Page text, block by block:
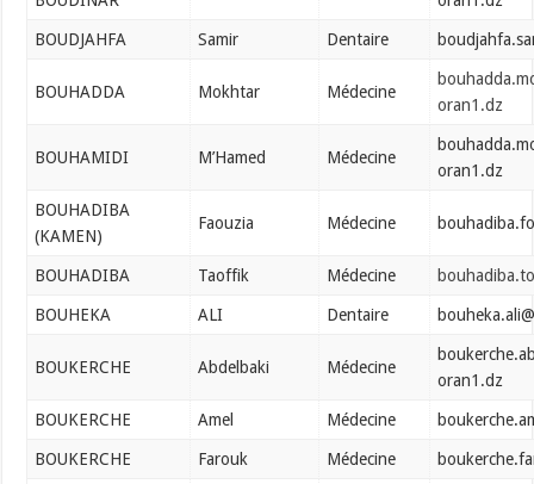
BOUDJAHFA Samir Dentaire
BOUHADDA Mokhtar Médecine
oran1.dz
BOUHAMIDI M’Hamed Médecine
oran1.dz
BOUHADIBA
(KAMEN)
Faouzia Médecine
BOUHADIBA Taoffik Médecine
BOUHEKA ALI Dentaire
BOUKERCHE Abdelbaki Médecine
oran1.dz
BOUKERCHE Amel Médecine
BOUKERCHE Farouk Médecine